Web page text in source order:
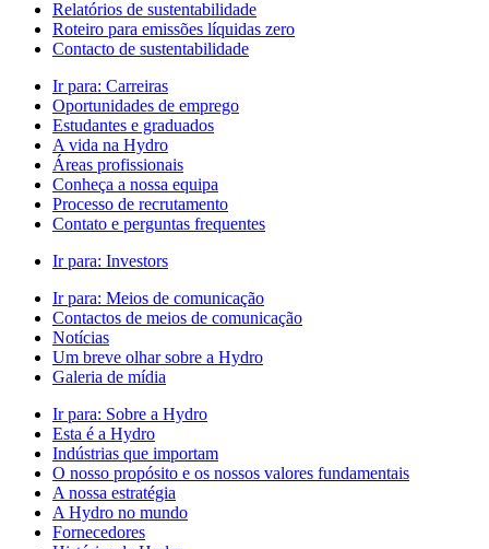
Relatórios de sustentabilidade
Roteiro para emissões líquidas zero
Contacto de sustentabilidade
Ir para: Carreiras
Oportunidades de emprego
Estudantes e graduados
A vida na Hydro
Áreas profissionais
Conheça a nossa equipa
Processo de recrutamento
Contato e perguntas frequentes
Ir para: Investors
Ir para: Meios de comunicação
Contactos de meios de comunicação
Notícias
Um breve olhar sobre a Hydro
Galeria de mídia
Ir para: Sobre a Hydro
Esta é a Hydro
Indústrias que importam
O nosso propósito e os nossos valores fundamentais
A nossa estratégia
A Hydro no mundo
Fornecedores